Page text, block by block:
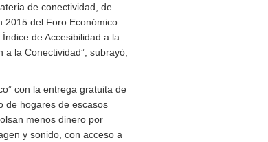
de conectividad, de
2015 del Foro Económico
de Accesibilidad a la
la Conectividad”, subrayó,
con la entrega gratuita de
de hogares de escasos
menos dinero por
y sonido, con acceso a